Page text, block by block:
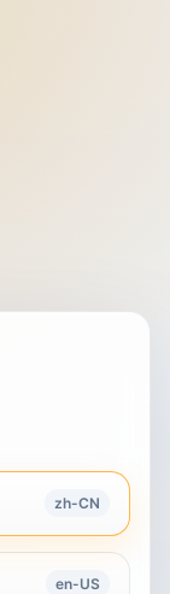
zh-CN
en-US